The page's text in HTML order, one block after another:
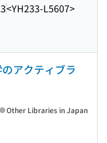
<YH233-L5607>
アクティブラ
Other Libraries in Japan